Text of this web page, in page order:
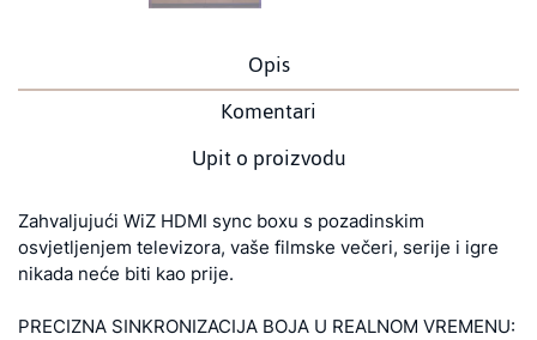
Opis
Komentari
Upit o proizvodu
Zahvaljujući WiZ HDMI sync boxu s pozadinskim
osvjetljenjem televizora, vaše filmske večeri, serije i igre
nikada neće biti kao prije.
PRECIZNA SINKRONIZACIJA BOJA U REALNOM VREMENU: